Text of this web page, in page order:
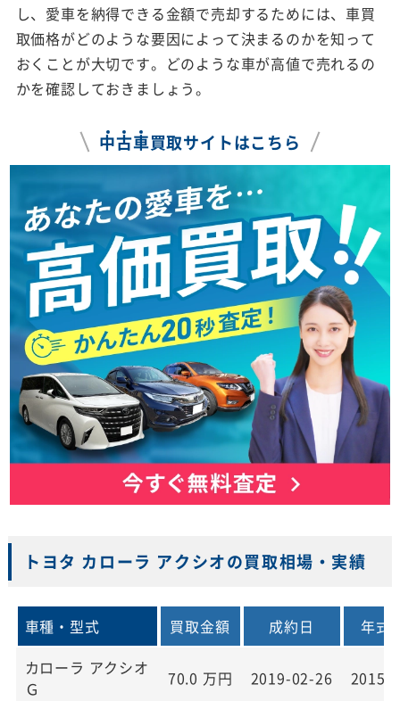
し、愛車を納得できる金額で売却するためには、車買
取価格がどのような要因によって決まるのかを知って
おくことが大切です。どのような車が高値で売れるの
かを確認しておきましょう。
中古車買取サイトはこちら
トヨタ カローラ アクシオの買取相場・実績
車種・型式 買取金額 成約日
年式
カローラ アクシオ
Ｇ
70.0 万円 2019-02-26 2015年